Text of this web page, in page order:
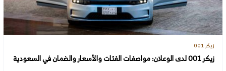
زيكر 001
زيكر 001 لدى الوعلان: مواصفات الفئات والأسعار والضمان في السعودية